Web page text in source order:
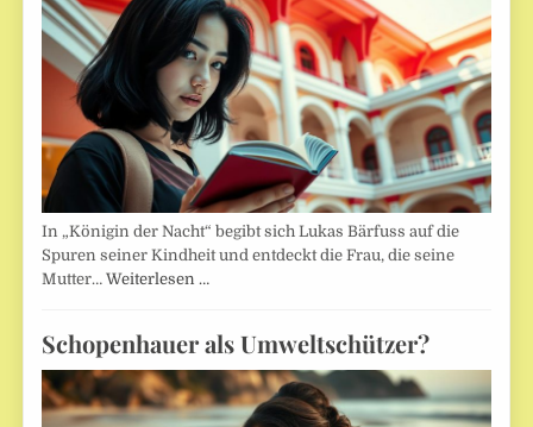
In „Königin der Nacht“ begibt sich Lukas Bärfuss auf die
Spuren seiner Kindheit und entdeckt die Frau, die seine
Mutter…Weiterlesen …
Schopenhauer als Umweltschützer?